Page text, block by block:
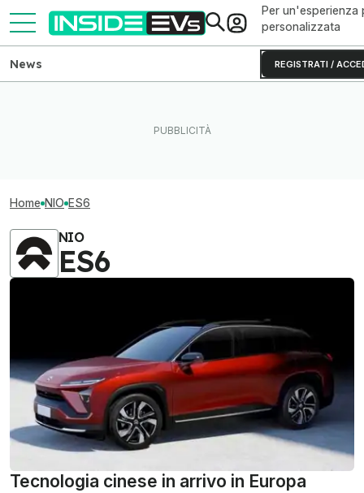
Per un'esperienza
personalizzata
REGISTRATI /
News
Home NIO ES6
NIO
ES6
Tecnologia cinese in arrivo in Europa